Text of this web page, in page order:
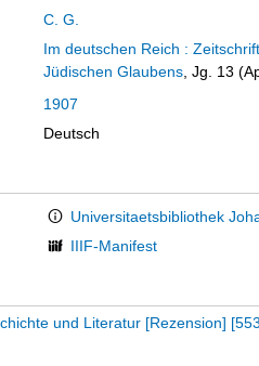
C. G.
Im deutschen Reich :
Jüdischen Glaubens , Jg. 13
1907
Deutsch
Universitaetsbibliothek
IIIF-Manifest
und Literatur [Rezension] [